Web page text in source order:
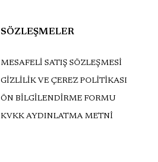
SÖZLEŞMELER
MESAFELİ SATIŞ SÖZLEŞMESİ
GİZLİLİK VE ÇEREZ POLİTİKASI
ÖN BİLGİLENDİRME FORMU
KVKK AYDINLATMA METNİ